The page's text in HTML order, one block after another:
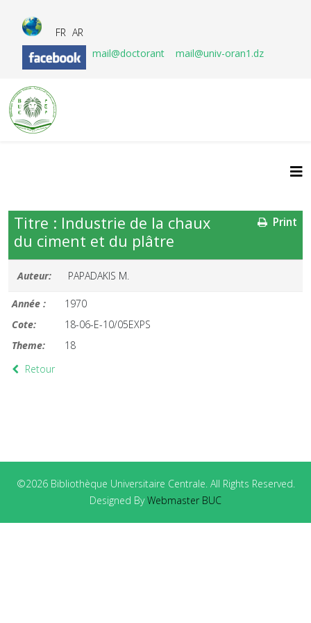
FR AR
mail@doctorant
mail@univ-oran1.dz
Print
Titre : Industrie de la chaux
du ciment et du plâtre
Auteur: PAPADAKIS M.
Année :
1970
Cote:
18-06-E-10/05EXPS
Theme:
18
Retour
©2026 Bibliothèque Universitaire Centrale. All Rights Reserved.
Designed ByWebmaster BUC